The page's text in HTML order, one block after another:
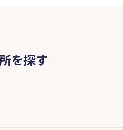
を探す